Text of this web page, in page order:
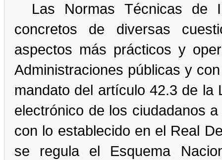
Las Normas Técnicas de
concretos de diversas
aspectos más prácticos y
Administraciones públicas y
mandato del artículo 42.3 de la
electrónico de los ciudadanos
con lo establecido en el Real
se regula el Esquema